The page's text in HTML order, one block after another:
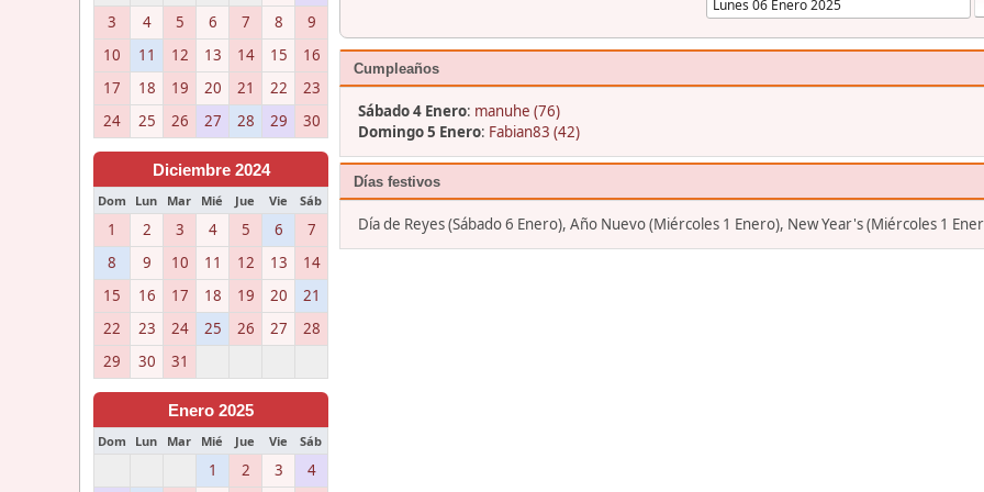
3 4 5 6 7 8
9
10
11 12 13 14 15
16
17
18 19 20 21 22
23
24
25 26 27 28 29 30
Diciembre 2024
Dom Lun Mar Mié Jue Vie Sáb
1 2 3 4 5 6
7
8
9 10 11 12 13
14
15
16 17 18 19 20
21
22
23 24 25 26 27
28
29
30 31
Enero 2025
Dom Lun Mar Mié Jue Vie Sáb
1 2 3 4
Cumpleaños
Sábado 4 Enero: manuhe (76)
Domingo 5 Enero: Fabian83 (42)
Días festivos
Día de Reyes (Sábado 6 Enero), Año Nuevo (Miércoles 1 Enero), New Year's (Miércoles 1